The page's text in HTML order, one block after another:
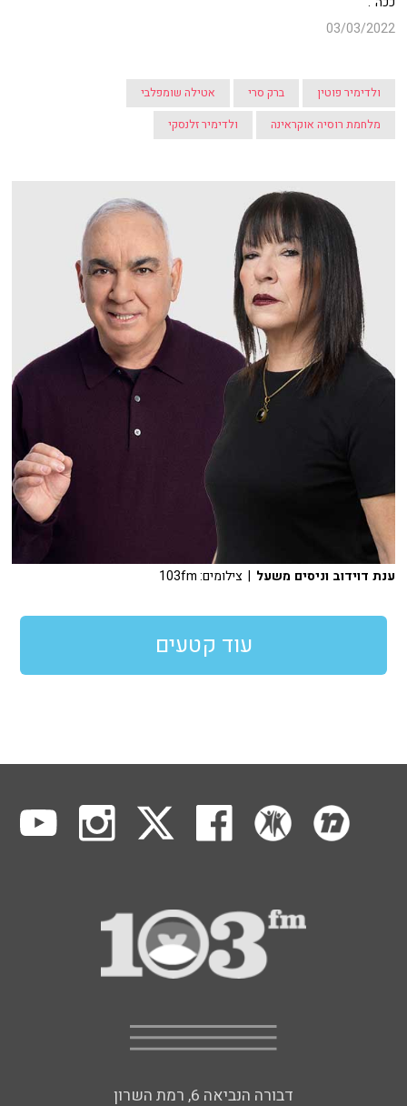
03/03/2022
ולדימיר פוטין ברק סרי
אטילה שומפלבי
מלחמת רוסיה אוקראינה
ולדימיר זלנסקי
ענת דוידוב וניסים משעל | צילומים: 103fm
עוד קטעים
דבורה הנביאה 6, רמת השרון